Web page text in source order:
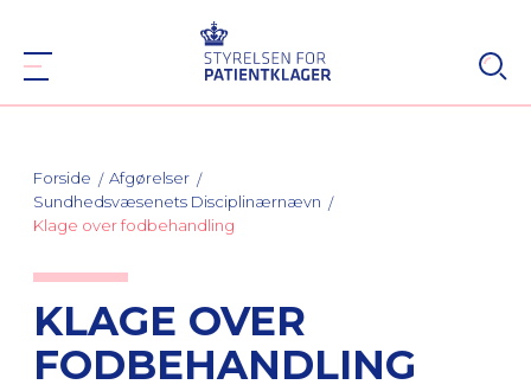
Forside
Afgørelser
Sundhedsvæsenets Disciplinærnævn
Klage over fodbehandling
KLAGE OVER
FODBEHANDLING